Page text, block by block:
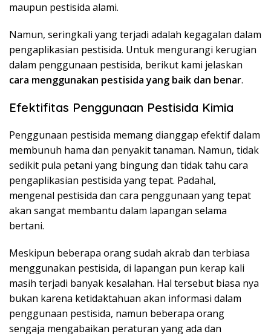
maupun pestisida alami.
Namun, seringkali yang terjadi adalah kegagalan dalam
pengaplikasian pestisida. Untuk mengurangi kerugian
dalam penggunaan pestisida, berikut kami jelaskan
cara menggunakan pestisida yang baik dan benar.
Efektifitas Penggunaan Pestisida Kimia
Penggunaan pestisida memang dianggap efektif dalam
membunuh hama dan penyakit tanaman. Namun, tidak
sedikit pula petani yang bingung dan tidak tahu cara
pengaplikasian pestisida yang tepat. Padahal,
mengenal pestisida dan cara penggunaan yang tepat
akan sangat membantu dalam lapangan selama
bertani.
Meskipun beberapa orang sudah akrab dan terbiasa
menggunakan pestisida, di lapangan pun kerap kali
masih terjadi banyak kesalahan. Hal tersebut biasa nya
bukan karena ketidaktahuan akan informasi dalam
penggunaan pestisida, namun beberapa orang
sengaja mengabaikan peraturan yang ada dan